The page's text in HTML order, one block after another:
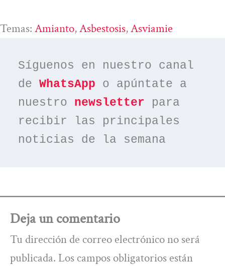
Temas: Amianto, Asbestosis, Asviamie
Síguenos en nuestro canal
de WhatsApp o apúntate a
nuestro newsletter para
recibir las principales
noticias de la semana
Deja un comentario
Tu dirección de correo electrónico no será
publicada. Los campos obligatorios están